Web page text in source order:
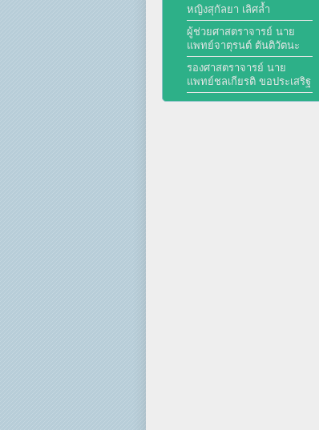
หญิงสุกัลยา เลิศล้ำ
ผู้ช่วยศาสตราจารย์ นาย
แพทย์จาตุรนต์ ตันติวัตนะ
รองศาสตราจารย์ นาย
แพทย์ชลเกียรติ ขอประเสริฐ